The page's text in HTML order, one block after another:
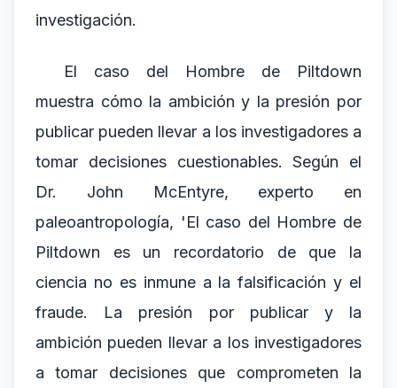
investigación.
El caso del Hombre de Piltdown
muestra cómo la ambición y la presión por
publicar pueden llevar a los investigadores a
tomar decisiones cuestionables. Según el
Dr. John McEntyre, experto en
paleoantropología, 'El caso del Hombre de
Piltdown es un recordatorio de que la
ciencia no es inmune a la falsificación y el
fraude. La presión por publicar y la
ambición pueden llevar a los investigadores
a tomar decisiones que comprometen la